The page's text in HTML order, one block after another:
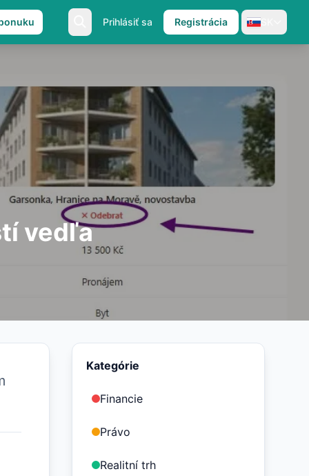
Prihlásiť sa Registrácia
vedľa
Kategórie
Financie
Právo
Realitní trh